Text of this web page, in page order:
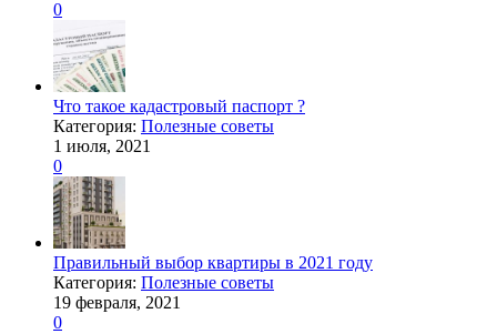
0
Что такое кадастровый паспорт ?
Категория: Полезные советы
1 июля, 2021
0
Правильный выбор квартиры в 2021 году
Категория: Полезные советы
19 февраля, 2021
0